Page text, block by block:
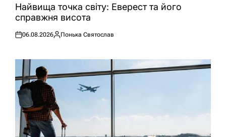
УНайвища точка світу: Еверест та його
справжня висота
Оприлюднено
06.08.2026
Опубліковано
Понька Святослав